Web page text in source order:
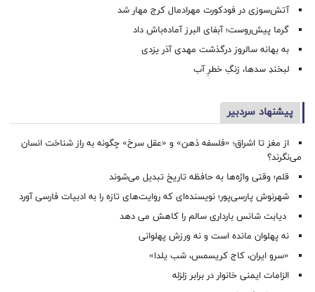
آتش‌سوزی در فودکورت مهرادمال کرج مهار شد
گرما پیش‌روست؛ آبفای البرز آماده‌باش داد
به بهانه سالروز درگذشت مهدی آذر یزدی
لبخندِ سدها، زنگِ خطرِ آب
پیشنهاد سردبیر
از مغز تا اشراق؛ «فلسفه ذهن» و «عقل سرخ» چگونه به راز شناخت انسان
می‌نگرند؟
قلم؛ وقتی واژه‌ها به حافظه تاریخ تبدیل می‌شوند
شهرنوش پارسی‌پور؛ نویسنده‌ای که روایت‌های تازه را به ادبیات فارسی آورد
دیابت شانس بارداری سالم را کاهش می دهد
نه پهلوان مانده است و نه ورزش پهلوانی
«سرو ایران، کاج کریسمس، شب یلدا»
الزامات ایمنی خانوار در برابر زلزله